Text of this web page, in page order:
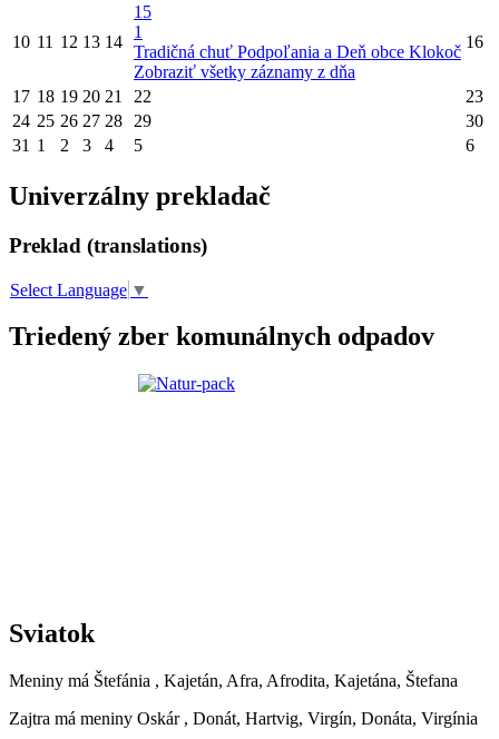
10 11 12 13 14
15
1
Tradičná chuť Podpoľania a Deň obce Klokoč
Zobraziť všetky záznamy z dňa
16
17 18 19 20 21 22
23
24 25 26 27 28 29
30
31 1 2 3 4 5 6
Univerzálny prekladač
Preklad (translations)
Select Language ▼
Triedený zber komunálnych odpadov
Sviatok
Meniny má Štefánia , Kajetán, Afra, Afrodita, Kajetána, Štefana
Zajtra má meniny Oskár , Donát, Hartvig, Virgín, Donáta, Virgínia